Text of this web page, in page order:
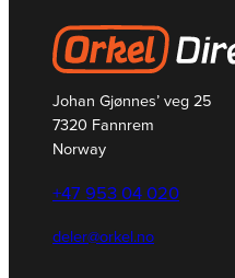
Johan Gjønnes’ veg 25
7320 Fannrem
Norway
+47 953 04 020
deler@orkel.no